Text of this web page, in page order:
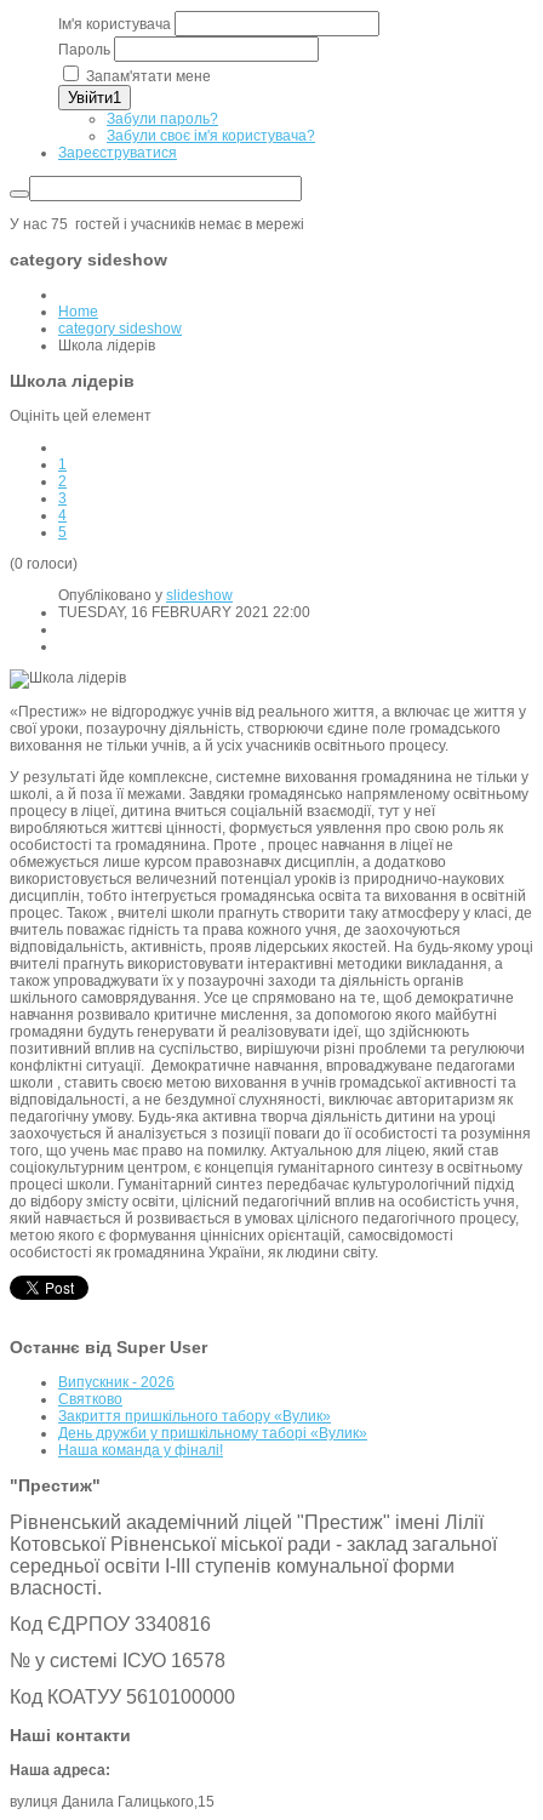
Ім'я користувача
Пароль
Запам'ятати мене
Увійти1
Забули пароль?
Забули своє ім'я користувача?
Зареєструватися
У нас 75 гостей i учасників немає в мережі
category sideshow
Home
category sideshow
Школа лідерів
Школа лідерів
Оцініть цей елемент
1
2
3
4
5
(0 голоси)
Опубліковано у slideshow
TUESDAY, 16 FEBRUARY 2021 22:00
«Престиж» не відгороджує учнів від реального життя, а включає це життя у
свої уроки, позаурочну діяльність, створюючи єдине поле громадського
виховання не тільки учнів, а й усіх учасників освітнього процесу.
У результаті йде комплексне, системне виховання громадянина не тільки у
школі, а й поза її межами. Завдяки громадянсько напрямленому освітньому
процесу в ліцеї, дитина вчиться соціальній взаємодії, тут у неї
виробляються життєві цінності, формується уявлення про свою роль як
особистості та громадянина. Проте , процес навчання в ліцеї не
обмежується лише курсом правознавчх дисциплін, а додатково
використовується величезний потенціал уроків із природничо-наукових
дисциплін, тобто інтегрується громадянська освіта та виховання в освітній
процес. Також , вчителі школи прагнуть створити таку атмосферу у класі, де
вчитель поважає гідність та права кожного учня, де заохочуються
відповідальність, активність, прояв лідерських якостей. На будь-якому уроці
вчителі прагнуть використовувати інтерактивні методики викладання, а
також упроваджувати їх у позаурочні заходи та діяльність органів
шкільного самоврядування. Усе це спрямовано на те, щоб демократичне
навчання розвивало критичне мислення, за допомогою якого майбутні
громадяни будуть генерувати й реалізовувати ідеї, що здійснюють
позитивний вплив на суспільство, вирішуючи різні проблеми та регулюючи
конфліктні ситуації. Демократичне навчання, впроваджуване педагогами
школи , ставить своєю метою виховання в учнів громадської активності та
відповідальності, а не бездумної слухняності, виключає авторитаризм як
педагогічну умову. Будь-яка активна творча діяльність дитини на уроці
заохочується й аналізується з позиції поваги до її особистості та розуміння
того, що учень має право на помилку. Актуальною для ліцею, який став
соціокультурним центром, є концепція гуманітарного синтезу в освітньому
процесі школи. Гуманітарний синтез передбачає культурологічний підхід
до відбору змісту освіти, цілісний педагогічний вплив на особистість учня,
який навчається й розвивається в умовах цілісного педагогічного процесу,
метою якого є формування ціннісних орієнтацій, самосвідомості
особистості як громадянина України, як людини світу.
Останнє від Super User
Випускник - 2026
Святково
Закриття пришкільного табору «Вулик»
День дружби у пришкільному таборі «Вулик»
Наша команда у фіналі!
"Престиж"
Рівненський академічний ліцей "Престиж" імені Лілії
Котовської Рівненської міської ради - заклад загальної
середньої освіти І-ІІІ ступенів комунальної форми
власності.
Код ЄДРПОУ 3340816
№ у системі ІСУО 16578
Код КОАТУУ 5610100000
Наші контакти
Наша адреса:
вулиця Данила Галицького,15